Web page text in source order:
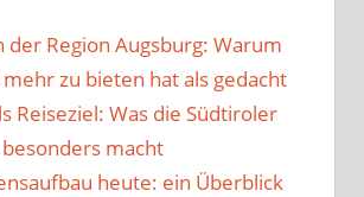
der Region Augsburg: Warum
zu bieten hat als gedacht
Reiseziel: Was die Südtiroler
macht
heute: ein Überblick